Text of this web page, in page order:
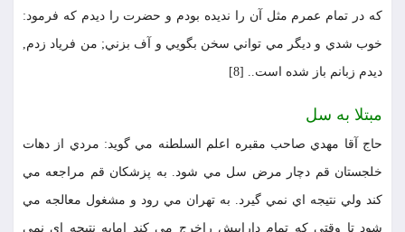
كه در تمام عمرم مثل آن را نديده بودم و حضرت را ديدم كه فرمود:
خوب شدي و ديگر مي تواني سخن بگويي و آف بزني; من فرياد زدم,
ديدم زبانم باز شده است.. [8]
مبتلا به سل
حاج آقا مهدي صاحب مقبره اعلم السلطنه مي گويد: مردي از دهات
خلجستان قم دچار مرض سل مي شود. به پزشكان قم مراجعه مي
كند ولي نتيجه اي نمي گيرد. به تهران مي رود و مشغول معالجه مي
شود تا وقتي كه تمام داراييش راخرج مي كند امابه نتيجه اي نمي